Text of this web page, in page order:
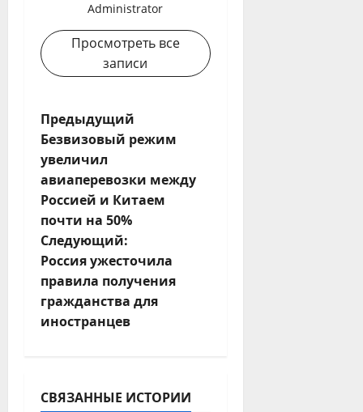
Administrator
Просмотреть все
записи
Н
а
в
и
г
а
ц
я
Предыдущий
Безвизовый режим
увеличил
авиаперевозки между
Россией и Китаем
почти на 50%
Следующий:
Россия ужесточила
правила получения
гражданства для
иностранцев
СВЯЗАННЫЕ ИСТОРИИ